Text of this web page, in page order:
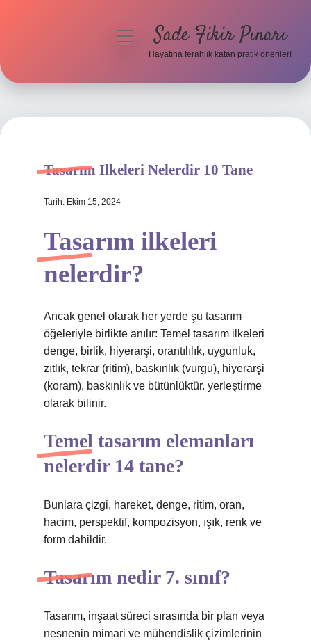
Hakkımızda
menüyüSade Fikir Pınarı
Hayatına ferahlık katan pratik öneriler!
Tasarım Ilkeleri Nelerdir 10 Tane
Tarih: Ekim 15, 2024
Tasarım ilkeleri
nelerdir?
Ancak genel olarak her yerde şu tasarım
öğeleriyle birlikte anılır: Temel tasarım ilkeleri
denge, birlik, hiyerarşi, orantılılık, uygunluk,
zıtlık, tekrar (ritim), baskınlık (vurgu), hiyerarşi
(koram), baskınlık ve bütünlüktür. yerleştirme
olarak bilinir.
Temel tasarım elemanları
nelerdir 14 tane?
Bunlara çizgi, hareket, denge, ritim, oran,
hacim, perspektif, kompozisyon, ışık, renk ve
form dahildir.
Tasarım nedir 7. sınıf?
Tasarım, inşaat süreci sırasında bir plan veya
nesnenin mimari ve mühendislik çizimlerinin